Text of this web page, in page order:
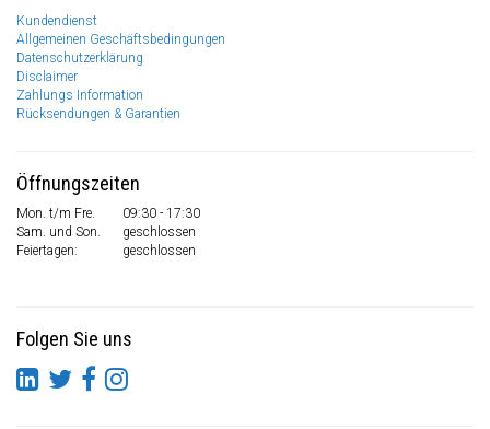
Kundendienst
Allgemeinen Geschäftsbedingungen
Datenschutzerklärung
Disclaimer
Zahlungs Information
Rücksendungen & Garantien
Öffnungszeiten
Mon. t/m Fre.
09:30 - 17:30
Sam. und Son.
geschlossen
Feiertagen:
geschlossen
Folgen Sie uns